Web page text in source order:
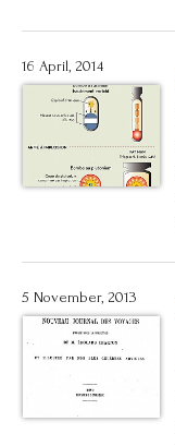
16 April, 2014
5 November, 2013